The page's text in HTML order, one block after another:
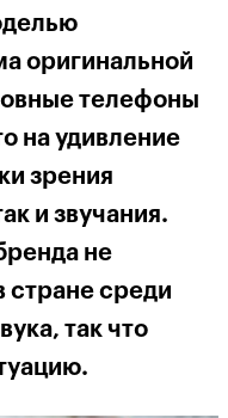
оригинальной
телефоны
на удивление
зрения
и звучания.
не
стране среди
так что